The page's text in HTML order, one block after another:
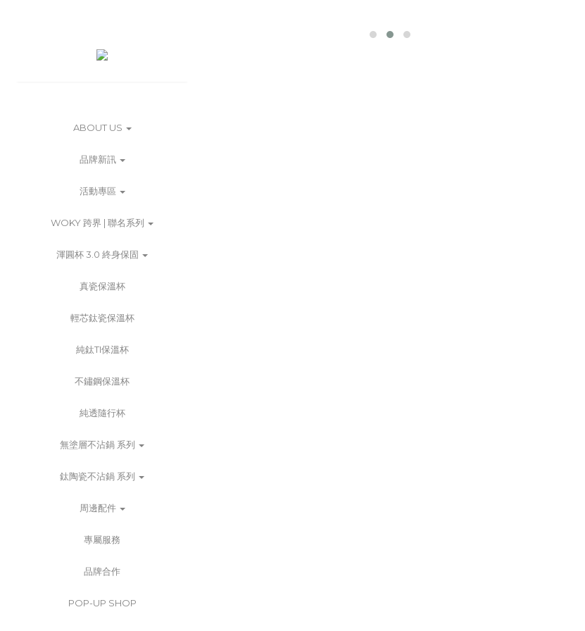
ABOUT US
品牌新訊
活動專區
WOKY 跨界 | 聯名系列
渾圓杯 3.0 終身保固
真瓷保溫杯
輕芯鈦瓷保溫杯
純鈦TI保溫杯
不鏽鋼保溫杯
純透隨行杯
無塗層不沾鍋 系列
鈦陶瓷不沾鍋 系列
周邊配件
專屬服務
品牌合作
POP-UP SHOP